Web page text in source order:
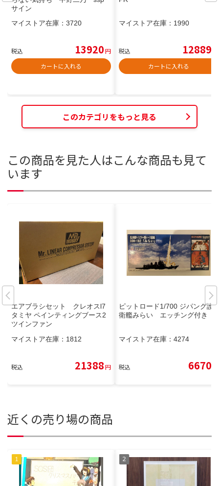
サイン
マイストア在庫： 3720
税込 13920円
カートに入れる
マイストア在庫： 1990
税込 12889
カートに入れる
このカテゴリをもっと見る
この商品を見た人はこんな商品も見て
います
エアブラシセット クレオスl7
タミヤ ペインティングブース2
ツインファン
マイストア在庫： 1812
税込 21388円
ピットロード1/700 ジパング護
衛艦みらい エッチング付き
マイストア在庫： 4274
税込 6670
近くの売り場の商品